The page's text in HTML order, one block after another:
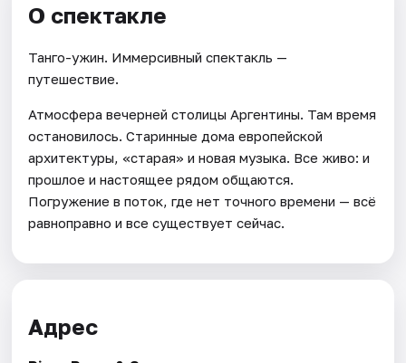
О спектакле
Танго-ужин. Иммерсивный спектакль —
путешествие.
Атмосфера вечерней столицы Аргентины. Там время
остановилось. Старинные дома европейской
архитектуры, «старая» и новая музыка. Все живо: и
прошлое и настоящее рядом общаются.
Погружение в поток, где нет точного времени — всё
равноправно и все существует сейчас.
Адрес